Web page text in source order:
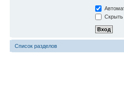
Скрыть
Список разделов